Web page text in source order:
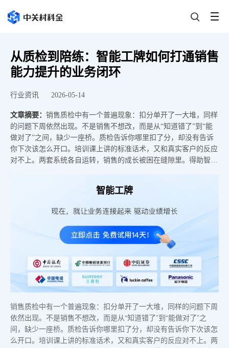
从质检到陪练：智能工牌如何打通销售
能力提升的业务闭环
行业资讯 2026-05-14
文章摘要： 销售质检中有一个普遍现象：扣分单开了一大堆，同样
的问题下周依然出现。不是销售不想改，而是从“知道错了”到“能
做对了”之间，缺少一座桥。质检告诉你哪里扣了分，却没有告诉
你下次该怎么开口。培训课上讲的标准话术，又和真实客户的反应
对不上。两套系统各自运转，销售的成长被困在缝隙里。得助智能
智能工牌
销售质检中有一个普遍现象：扣分单开了一大堆，同样的问题下周
依然出现。不是销售不想改，而是从“知道错了”到“能做对了”之
间，缺少一座桥。质检告诉你哪里扣了分，却没有告诉你下次该怎
么开口。培训课上讲的标准话术，又和真实客户的反应对不上。两